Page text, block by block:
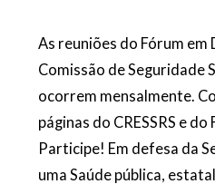
As reuniões do Fórum em
Comissão de Seguridade
ocorrem mensalmente.
páginas do CRESSRS e do
Participe! Em defesa da
uma Saúde pública,